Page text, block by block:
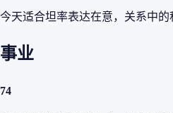
今天适合坦率表达在意，关系中的
事业
74